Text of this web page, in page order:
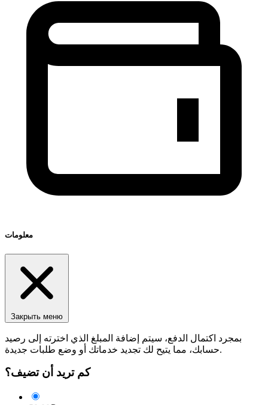
معلومات
Закрыть меню
بمجرد اكتمال الدفع، سيتم إضافة المبلغ الذي اخترته إلى رصيد
حسابك، مما يتيح لك تجديد خدماتك أو وضع طلبات جديدة.
كم تريد أن تضيف؟